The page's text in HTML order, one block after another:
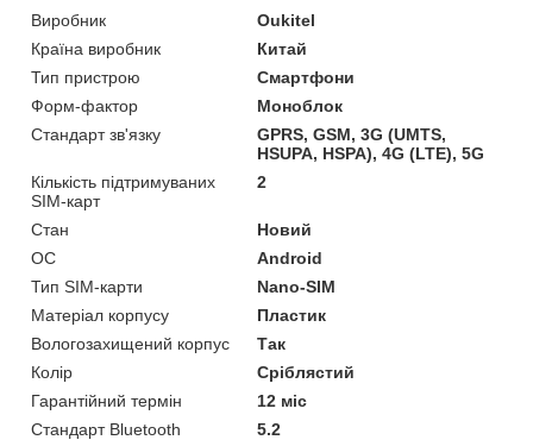
Виробник
Oukitel
Країна виробник
Китай
Тип пристрою
Смартфони
Форм-фактор
Моноблок
Стандарт зв'язку
GPRS, GSM, 3G (UMTS,
HSUPA, HSPA), 4G (LTE), 5G
Кількість підтримуваних
SIM-карт
2
Стан
Новий
ОС
Android
Тип SIM-карти
Nano-SIM
Матеріал корпусу
Пластик
Вологозахищений корпус
Так
Колір
Сріблястий
Гарантійний термін
12 міс
Стандарт Bluetooth
5.2